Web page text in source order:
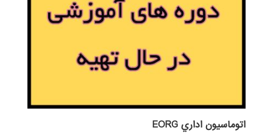
اتوماسيون اداري EORG